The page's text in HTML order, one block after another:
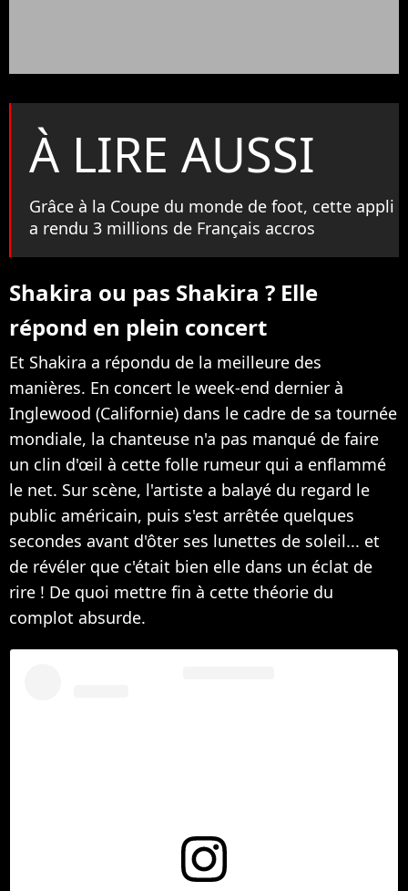
À LIRE AUSSI
Grâce à la Coupe du monde de foot, cette appli
a rendu 3 millions de Français accros
Shakira ou pas Shakira ? Elle
répond en plein concert
Et Shakira a répondu de la meilleure des
manières. En concert le week-end dernier à
Inglewood (Californie) dans le cadre de sa tournée
mondiale, la chanteuse n'a pas manqué de faire
un clin d'œil à cette folle rumeur qui a enflammé
le net. Sur scène, l'artiste a balayé du regard le
public américain, puis s'est arrêtée quelques
secondes avant d'ôter ses lunettes de soleil... et
de révéler que c'était bien elle dans un éclat de
rire ! De quoi mettre fin à cette théorie du
complot absurde.